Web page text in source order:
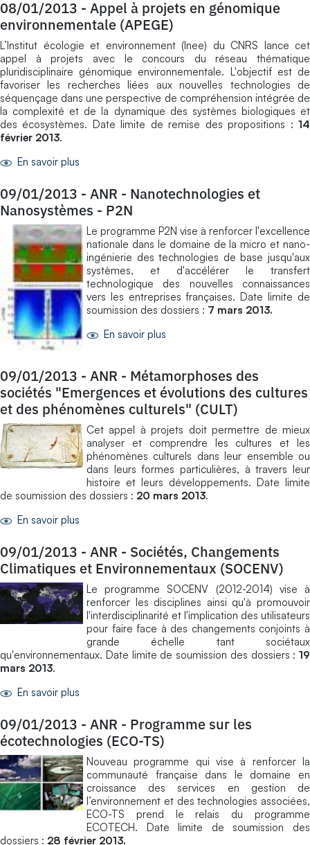
08/01/2013 - Appel à projets en génomique
environnementale (APEGE)
L’Institut écologie et environnement (Inee) du CNRS lance cet
appel à projets avec le concours du réseau thématique
pluridisciplinaire génomique environnementale. L'objectif est de
favoriser les recherches liées aux nouvelles technologies de
séquençage dans une perspective de compréhension intégrée de
la complexité et de la dynamique des systèmes biologiques et
des écosystèmes. Date limite de remise des propositions : 14
février 2013.
En savoir plus
09/01/2013 - ANR - Nanotechnologies et
Nanosystèmes - P2N
Le programme P2N vise à renforcer l'excellence
nationale dans le domaine de la micro et nano-
ingénierie des technologies de base jusqu'aux
systèmes, et d'accélérer le transfert
technologique des nouvelles connaissances
vers les entreprises françaises. Date limite de
soumission des dossiers : 7 mars 2013.
En savoir plus
09/01/2013 - ANR - Métamorphoses des
sociétés "Emergences et évolutions des cultures
et des phénomènes culturels" (CULT)
Cet appel à projets doit permettre de mieux
analyser et comprendre les cultures et les
phénomènes culturels dans leur ensemble ou
dans leurs formes particulières, à travers leur
histoire et leurs développements. Date limite
de soumission des dossiers : 20 mars 2013.
En savoir plus
09/01/2013 - ANR - Sociétés, Changements
Climatiques et Environnementaux (SOCENV)
Le programme SOCENV (2012-2014) vise à
renforcer les disciplines ainsi qu'à promouvoir
l'interdisciplinarité et l'implication des utilisateurs
pour faire face à des changements conjoints à
grande échelle tant sociétaux
qu'environnementaux. Date limite de soumission des dossiers : 19
mars 2013.
En savoir plus
09/01/2013 - ANR - Programme sur les
écotechnologies (ECO-TS)
Nouveau programme qui vise à renforcer la
communauté française dans le domaine en
croissance des services en gestion de
l’environnement et des technologies associées,
ECO-TS prend le relais du programme
ECOTECH. Date limite de soumission des
dossiers : 28 février 2013.